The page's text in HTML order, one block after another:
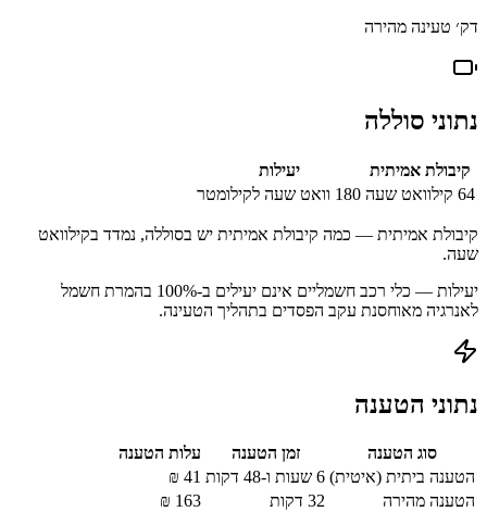
דק׳ טעינה מהירה
נתוני סוללה
קיבולת אמיתית
יעילות
64 קילוואט שעה 180 וואט שעה לקילומטר
קיבולת אמיתית — כמה קיבולת אמיתית יש בסוללה, נמדד בקילוואט
שעה.
יעילות — כלי רכב חשמליים אינם יעילים ב-100% בהמרת חשמל
לאנרגיה מאוחסנת עקב הפסדים בתהליך הטעינה.
נתוני הטענה
סוג הטענה זמן הטענה
עלות הטענה
הטענה ביתית (איטית) 6 שעות ו-48 דקות 41
₪
הטענה מהירה
32 דקות 163
₪